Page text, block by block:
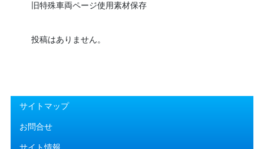
旧特殊車両ページ使用素材保存
投稿はありません。
サイトマップ
お問合せ